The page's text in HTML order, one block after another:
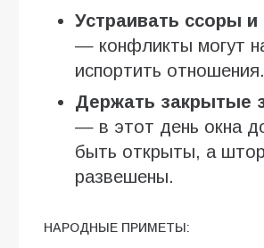
Устраивать ссоры и
— конфликты могут
испортить отношения.
Держать закрытые
— в этот день окна
быть открыты, а
развешены.
НАРОДНЫЕ ПРИМЕТЫ: